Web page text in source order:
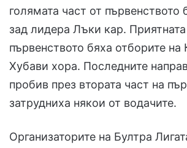
голямата част от първенството
зад лидера Лъки кар.
първенството бяха отборите на
Хубави хора. Последните
пробив през втората част на
затрудниха някои от водачите.
Организаторите на Бултра